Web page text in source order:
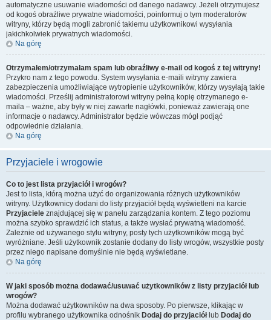
automatyczne usuwanie wiadomości od danego nadawcy. Jeżeli otrzymujesz
od kogoś obraźliwe prywatne wiadomości, poinformuj o tym moderatorów
witryny, którzy będą mogli zabronić takiemu użytkownikowi wysyłania
jakichkolwiek prywatnych wiadomości.
Na górę
Otrzymałem/otrzymałam spam lub obraźliwy e-mail od kogoś z tej witryny!
Przykro nam z tego powodu. System wysyłania e-maili witryny zawiera
zabezpieczenia umożliwiające wytropienie użytkowników, którzy wysyłają takie
wiadomości. Prześlij administratorowi witryny pełną kopię otrzymanego e-
maila – ważne, aby były w niej zawarte nagłówki, ponieważ zawierają one
informacje o nadawcy. Administrator będzie wówczas mógł podjąć
odpowiednie działania.
Na górę
Przyjaciele i wrogowie
Co to jest lista przyjaciół i wrogów?
Jest to lista, którą można użyć do organizowania różnych użytkowników
witryny. Użytkownicy dodani do listy przyjaciół będą wyświetleni na karcie
Przyjaciele znajdującej się w panelu zarządzania kontem. Z tego poziomu
można szybko sprawdzić ich status, a także wysłać prywatną wiadomość.
Zależnie od używanego stylu witryny, posty tych użytkowników mogą być
wyróżniane. Jeśli użytkownik zostanie dodany do listy wrogów, wszystkie posty
przez niego napisane domyślnie nie będą wyświetlane.
Na górę
W jaki sposób można dodawać/usuwać użytkowników z listy przyjaciół lub
wrogów?
Można dodawać użytkowników na dwa sposoby. Po pierwsze, klikając w
profilu wybranego użytkownika odnośnik Dodaj do przyjaciółlub Dodaj do